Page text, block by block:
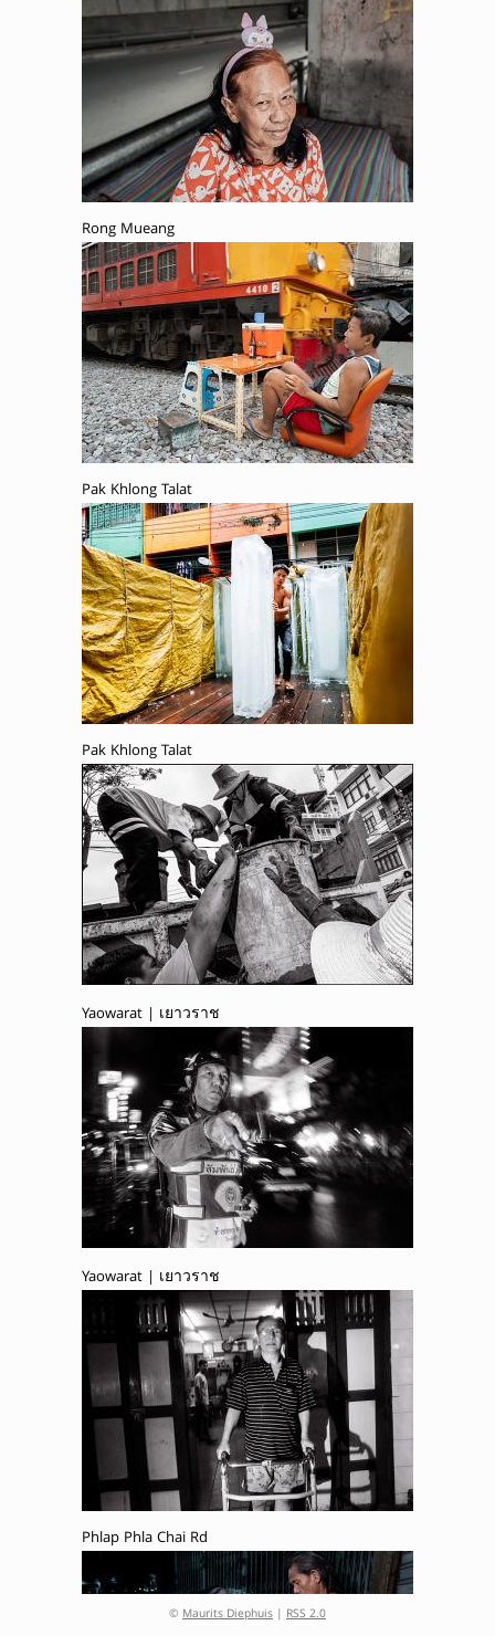
Rong Mueang
Pak Khlong Talat
Pak Khlong Talat
Yaowarat | เยาวราช
Yaowarat | เยาวราช
Phlap Phla Chai Rd
© Maurits Diephuis | RSS 2.0